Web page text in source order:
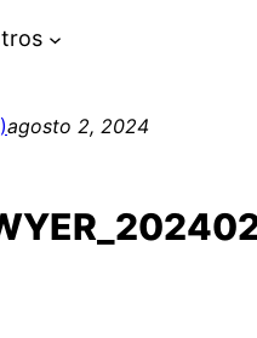
agosto 2, 2024